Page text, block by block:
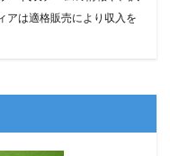
アは適格販売により収入を